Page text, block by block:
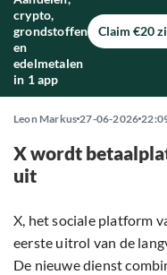
crypto,
grondstoffen
en
edelmetalen
in 1 app
Claim €20
Leon Markus 27-06-2026
X wordt
uit
X, het sociale platform
eerste uitrol van de
De nieuwe dienst